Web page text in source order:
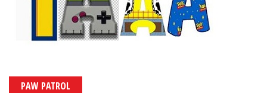
PAW PATROL